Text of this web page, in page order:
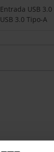
Entrada USB
USB 3.0 Tipo-A